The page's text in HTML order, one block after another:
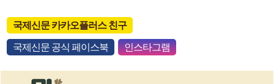
국제신문 카카오플러스 친구
국제신문 공식 페이스북 인스타그램